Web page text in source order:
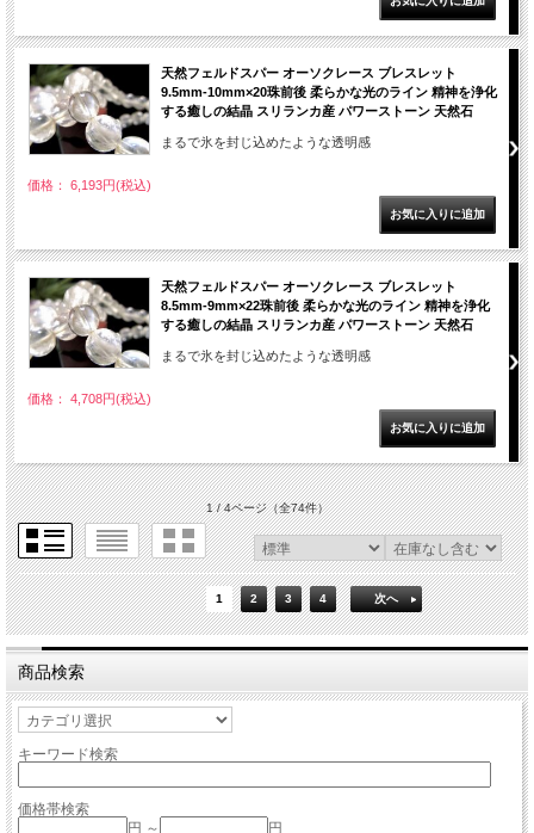
天然フェルドスパー オーソクレース ブレスレット
9.5mm-10mm×20珠前後 柔らかな光のライン 精神を浄化
する癒しの結晶 スリランカ産 パワーストーン 天然石
まるで氷を封じ込めたような透明感
価格： 6,193円(税込)
天然フェルドスパー オーソクレース ブレスレット
8.5mm-9mm×22珠前後 柔らかな光のライン 精神を浄化
する癒しの結晶 スリランカ産 パワーストーン 天然石
まるで氷を封じ込めたような透明感
価格： 4,708円(税込)
1 / 4ページ（全74件）
1 2 3 4 次へ
商品検索
キーワード検索
価格帯検索
円 ～
円